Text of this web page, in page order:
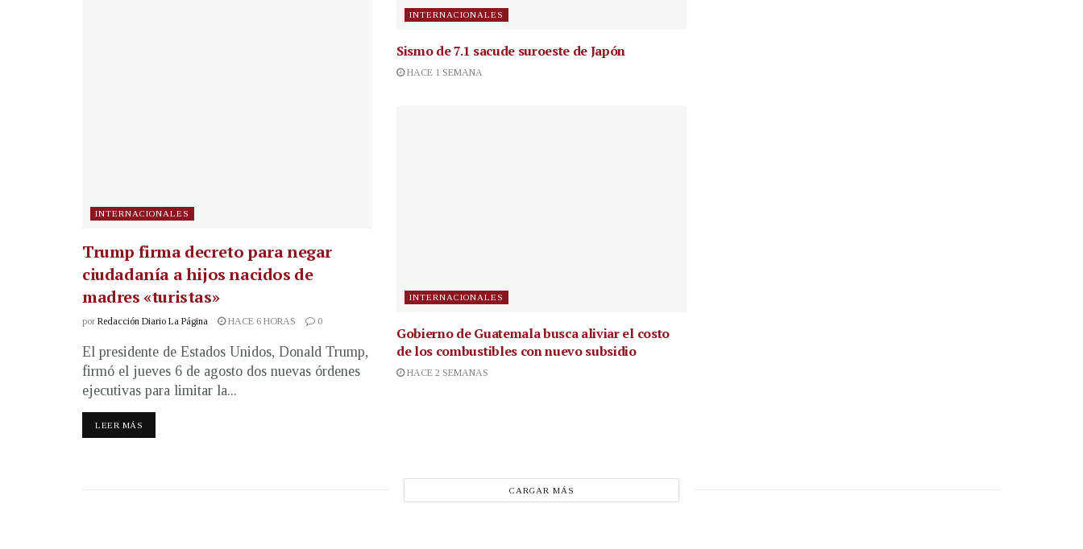
INTERNACIONALES
Trump firma decreto para negar
ciudadanía a hijos nacidos de
madres «turistas»
por Redacción Diario La Página HACE 6 HORAS 0
El presidente de Estados Unidos, Donald Trump,
firmó el jueves 6 de agosto dos nuevas órdenes
ejecutivas para limitar la...
LEER MÁS
INTERNACIONALES
Sismo de 7.1 sacude suroeste de Japón
HACE 1 SEMANA
INTERNACIONALES
Gobierno de Guatemala busca aliviar el costo
de los combustibles con nuevo subsidio
HACE 2 SEMANAS
CARGAR MÁS